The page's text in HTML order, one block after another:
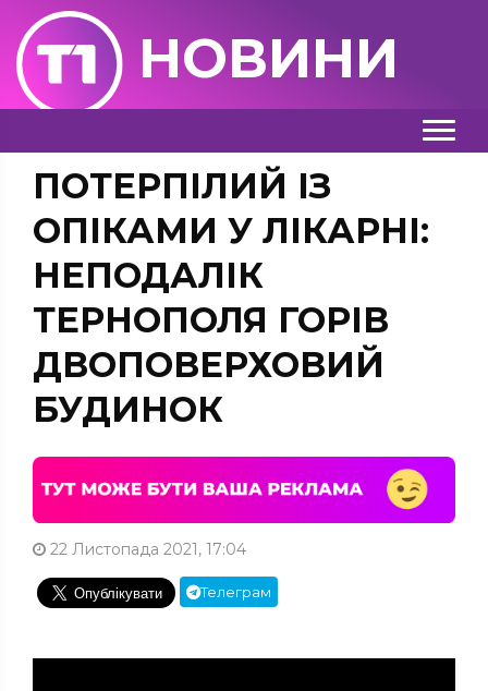
НОВИНИ
ПОТЕРПІЛИЙ ІЗ
ОПІКАМИ У ЛІКАРНІ:
НЕПОДАЛІК
ТЕРНОПОЛЯ ГОРІВ
ДВОПОВЕРХОВИЙ
БУДИНОК
22 Листопада 2021, 17:04
Телеграм